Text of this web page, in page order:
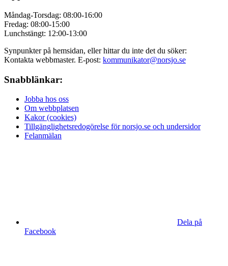
Måndag-Torsdag: 08:00-16:00
Fredag: 08:00-15:00
Lunchstängt: 12:00-13:00
Synpunkter på hemsidan, eller hittar du inte det du söker:
Kontakta webbmaster. E-post: kommunikator@norsjo.se
Snabblänkar:
Jobba hos oss
Om webbplatsen
Kakor (cookies)
Tillgänglighetsredogörelse för norsjo.se och undersidor
Felanmälan
Dela på
Facebook